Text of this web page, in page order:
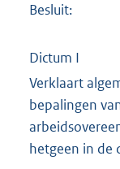
Besluit:
Dictum I
Verklaart
bepalingen
hetgeen in de